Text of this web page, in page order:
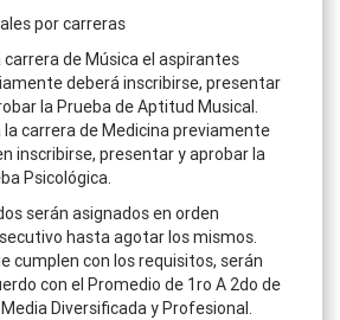
por carreras
carrera de Música el aspirantes
deberá inscribirse, presentar
la Prueba de Aptitud Musical.
la carrera de Medicina previamente
inscribirse, presentar y aprobar la
Psicológica.
serán asignados en orden
hasta agotar los mismos.
cumplen con los requisitos, serán
con el Promedio de 1ro A 2do de
Diversificada y Profesional.